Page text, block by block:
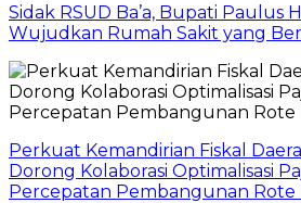
Sidak RSUD Ba’a, Bupati Paulus
Wujudkan Rumah Sakit yang
Perkuat Kemandirian Fiskal
Dorong Kolaborasi Optimalisasi
Percepatan Pembangunan Rote